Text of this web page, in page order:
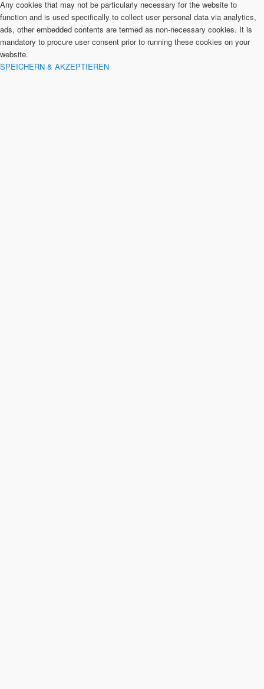
Any cookies that may not be particularly necessary for the website to
function and is used specifically to collect user personal data via analytics,
ads, other embedded contents are termed as non-necessary cookies. It is
mandatory to procure user consent prior to running these cookies on your
website.
SPEICHERN & AKZEPTIEREN